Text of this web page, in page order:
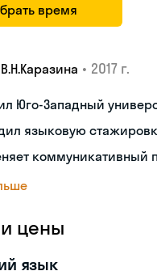
время
• 2017 г.
Юго-Западный
языковую
коммуникативный
и цены
язык